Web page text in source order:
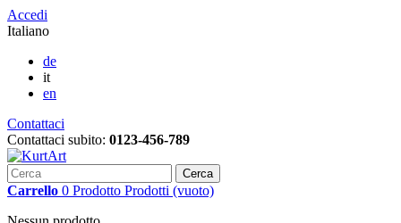
Accedi
Italiano
de
it
en
Contattaci
Contattaci subito: 0123-456-789
Cerca
Carrello 0 Prodotto Prodotti (vuoto)